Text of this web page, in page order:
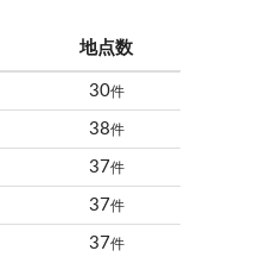
地点数
30件
38件
37件
37件
37件